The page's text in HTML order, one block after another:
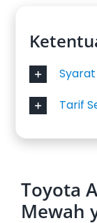
Tarif
Toyota
Mewah